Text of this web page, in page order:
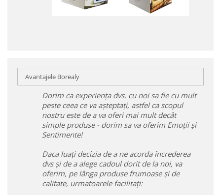
Avantajele Borealy
Dorim ca experiența dvs. cu noi sa fie cu mult
peste ceea ce va așteptați, astfel ca scopul
nostru este de a va oferi mai mult decât
simple produse - dorim sa va oferim Emoții și
Sentimente!
Daca luați decizia de a ne acorda încrederea
dvs și de a alege cadoul dorit de la noi, va
oferim, pe lânga produse frumoase și de
calitate, urmatoarele facilitați: